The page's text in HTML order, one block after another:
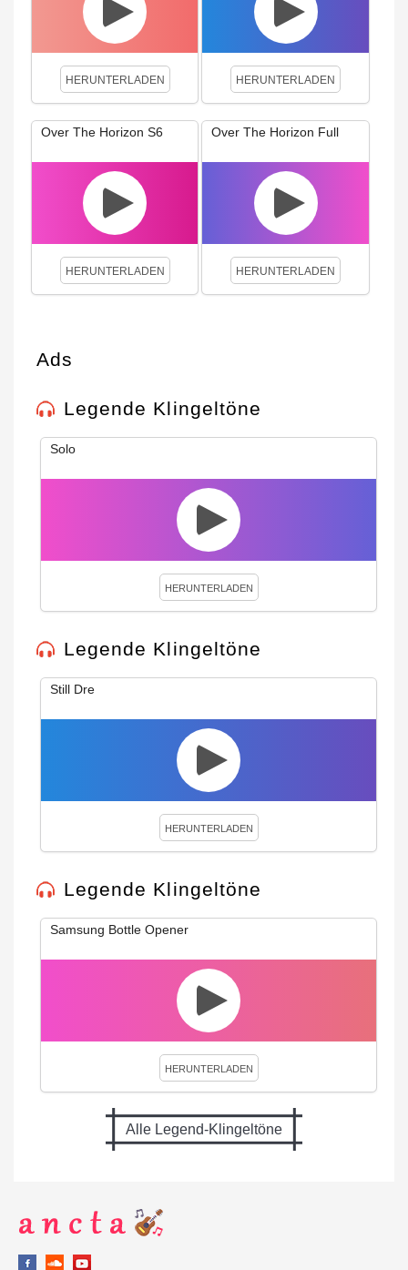
HERUNTERLADEN HERUNTERLADEN
Over The Horizon S6
HERUNTERLADEN
Over The Horizon Full
HERUNTERLADEN
Ads
Legende Klingeltöne
Solo
HERUNTERLADEN
Legende Klingeltöne
Still Dre
HERUNTERLADEN
Legende Klingeltöne
Samsung Bottle Opener
HERUNTERLADEN
Alle Legend-Klingeltöne